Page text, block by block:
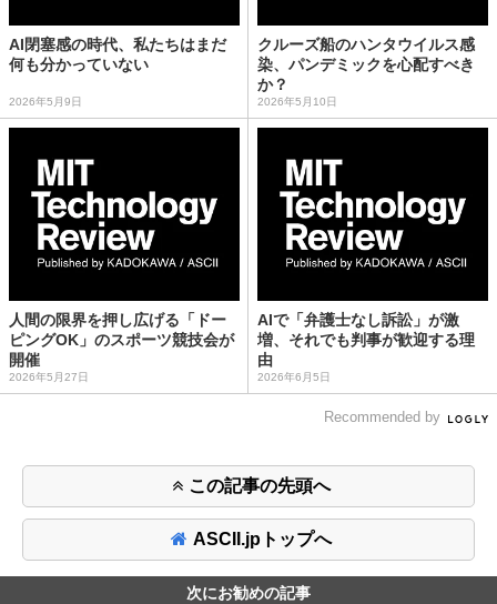
AI閉塞感の時代、私たちはまだ
何も分かっていない
2026年5月9日
クルーズ船のハンタウイルス感
染、パンデミックを心配すべき
か？
2026年5月10日
人間の限界を押し広げる「ドー
ピングOK」のスポーツ競技会が
開催
2026年5月27日
AIで「弁護士なし訴訟」が激
増、それでも判事が歓迎する理
由
2026年6月5日
Recommended by
この記事の先頭へ
ASCII.jpトップへ
次にお勧めの記事